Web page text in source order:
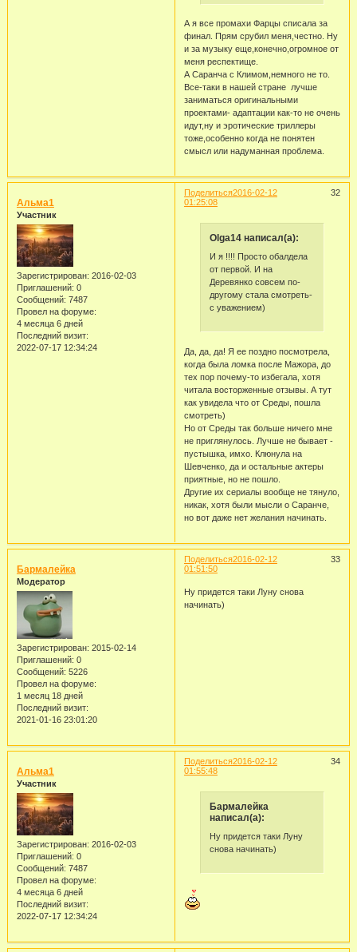
А я все промахи Фарцы списала за
финал. Прям срубил меня,честно. Ну
и за музыку еще,конечно,огромное от
меня респектище.
А Саранча с Климом,немного не то.
Все-таки в нашей стране лучше
заниматься оригинальными
проектами- адаптации как-то не очень
идут,ну и эротические триллеры
тоже,особенно когда не понятен
смысл или надуманная проблема.
Поделиться 32
2016-02-12
01:25:08
Альма1
Участник
Зарегистрирован: 2016-02-03
Приглашений: 0
Сообщений: 7487
Провел на форуме:
4 месяца 6 дней
Последний визит:
2022-07-17 12:34:24
Olga14 написал(а):
И я !!!! Просто обалдела
от первой. И на
Деревянко совсем по-
другому стала смотреть-
с уважением)
Да, да, да! Я ее поздно посмотрела,
когда была ломка после Мажора, до
тех пор почему-то избегала, хотя
читала восторженные отзывы. А тут
как увидела что от Среды, пошла
смотреть)
Но от Среды так больше ничего мне
не приглянулось. Лучше не бывает -
пустышка, имхо. Клюнула на
Шевченко, да и остальные актеры
приятные, но не пошло.
Другие их сериалы вообще не тянуло,
никак, хотя были мысли о Саранче,
но вот даже нет желания начинать.
Поделиться 33
2016-02-12
01:51:50
Бармалейка
Модератор
Зарегистрирован: 2015-02-14
Приглашений: 0
Сообщений: 5226
Провел на форуме:
1 месяц 18 дней
Последний визит:
2021-01-16 23:01:20
Ну придется таки Луну снова
начинать)
Поделиться 34
2016-02-12
01:55:48
Альма1
Участник
Зарегистрирован: 2016-02-03
Приглашений: 0
Сообщений: 7487
Провел на форуме:
4 месяца 6 дней
Последний визит:
2022-07-17 12:34:24
Бармалейка
написал(а):
Ну придется таки Луну
снова начинать)